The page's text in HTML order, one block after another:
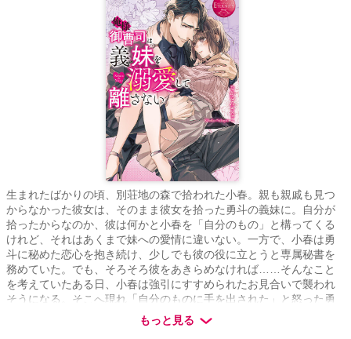
生まれたばかりの頃、別荘地の森で拾われた小春。親も親戚も見つ
からなかった彼女は、そのまま彼女を拾った勇斗の義妹に。自分が
拾ったからなのか、彼は何かと小春を「自分のもの」と構ってくる
けれど、それはあくまで妹への愛情に違いない。一方で、小春は勇
斗に秘めた恋心を抱き続け、少しでも彼の役に立とうと専属秘書を
務めていた。でも、そろそろ彼をあきらめなければ……そんなこと
を考えていたある日、小春は強引にすすめられたお見合いで襲われ
そうになる。そこへ現れ「自分のものに手を出された」と怒った勇
斗と一線を越えてしまい――!?もっと見る